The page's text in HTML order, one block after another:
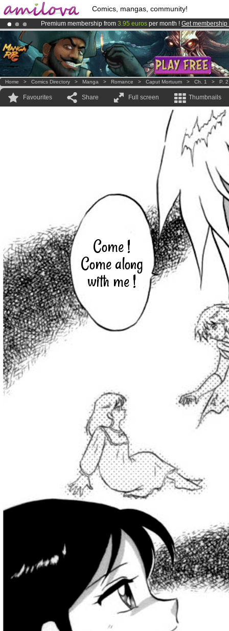
Comics, mangas, community!
Premium membership from 3.95 euros per month ! Get membership
Already 100000membersand 1000comics & mangas!.
AmilovaKickstarter is now LIVE!.
Home > Comics Directory > Manga > Romance > Caput Mortuum > Ch. 1 > P. 2
Favourites Share Full screen Thumbnails
Come !
Come along
with me !